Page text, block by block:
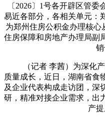
〔2026〕1号各开辟区管
易近各部分，各相关单元：
为郑州住房公积金办理核
住房保障和房地产办理局副
销
（记者 李茜）为深化产
质量成长，近日，湖南省食
及企业代表构成走访团，深
研，精准对接企业需求，出
产提